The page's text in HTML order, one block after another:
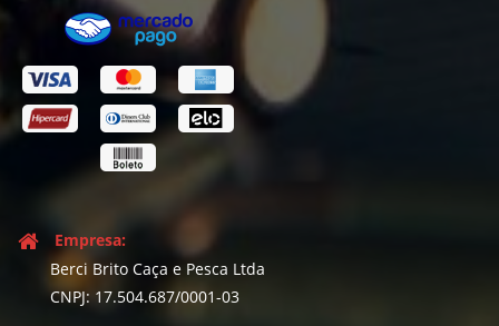
Empresa:
Berci Brito Caça e Pesca Ltda
CNPJ: 17.504.687/0001-03